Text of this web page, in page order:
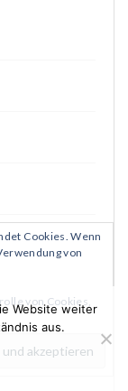
Cookies. Wenn
von
von Cookies,
Website weiter
aus.